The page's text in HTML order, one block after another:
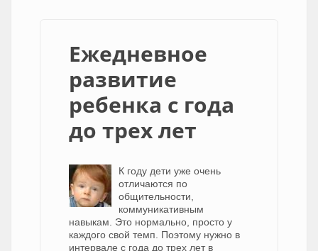
Ежедневное
развитие
ребенка с года
до трех лет
К году дети уже очень
отличаются по
общительности,
коммуникативным
навыкам. Это нормально, просто у
каждого свой темп. Поэтому нужно в
интервале с года до трех лет в